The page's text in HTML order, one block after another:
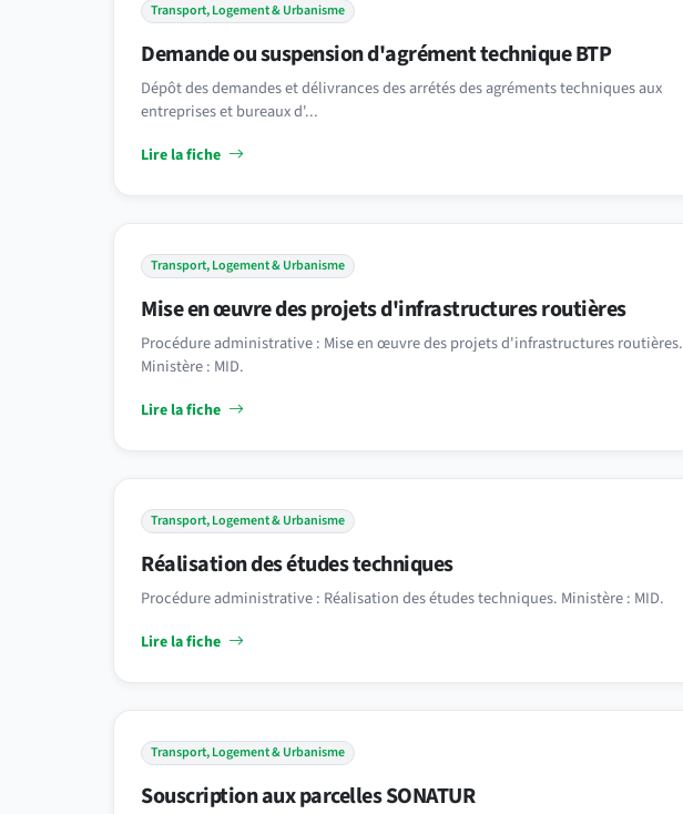
Transport, Logement & Urbanisme
Demande ou suspension d'agrément technique BTP
Dépôt des demandes et délivrances des arrétés des agréments techniques aux
entreprises et bureaux d'...
Lire la fiche
Transport, Logement & Urbanisme
Mise en œuvre des projets d'infrastructures routières
Procédure administrative : Mise en œuvre des projets d'infrastructures routières.
Ministère : MID.
Lire la fiche
Transport, Logement & Urbanisme
Réalisation des études techniques
Procédure administrative : Réalisation des études techniques. Ministère : MID.
Lire la fiche
Transport, Logement & Urbanisme
Souscription aux parcelles SONATUR